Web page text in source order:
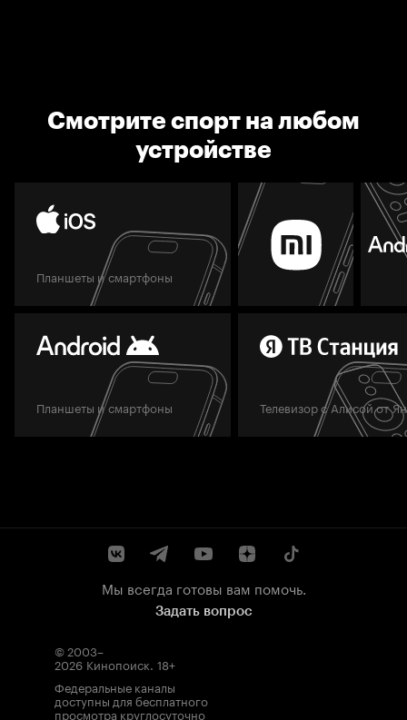
Смотрите спорт на любом
устройстве
Планшеты и смартфоны
Планшеты и смартфоны Телевизор с Алисой от
Мы всегда готовы вам помочь.
Задать вопрос
© 2003–
2026 Кинопоиск. 18+
Федеральные каналы
доступны для бесплатного
просмотра круглосуточно